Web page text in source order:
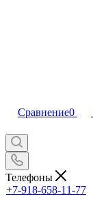
Сравнение0
Телефоны
+7-918-658-11-77